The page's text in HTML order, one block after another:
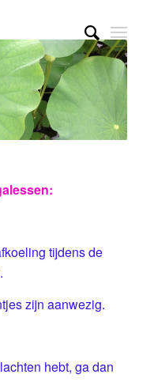
tijdens de
zijn aanwezig.
hebt, ga dan